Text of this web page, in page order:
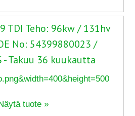
TDI Teho: 96kw / 131hv
No: 54399880023 /
- Takuu 36 kuukautta
tuote »